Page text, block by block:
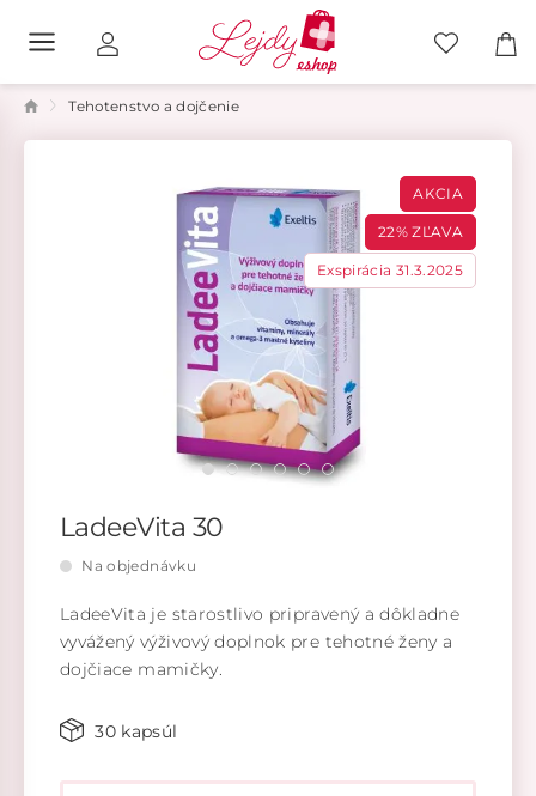
Tehotenstvo a dojčenie
AKCIA
22% ZĽAVA
Exspirácia 31.3.2025
LadeeVita 30
Na objednávku
LadeeVita je starostlivo pripravený a dôkladne
vyvážený výživový doplnok pre tehotné ženy a
dojčiace mamičky.
30 kapsúl